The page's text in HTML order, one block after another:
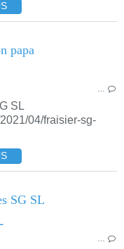
papa
SL
04/fraisier-sg-
SG SL